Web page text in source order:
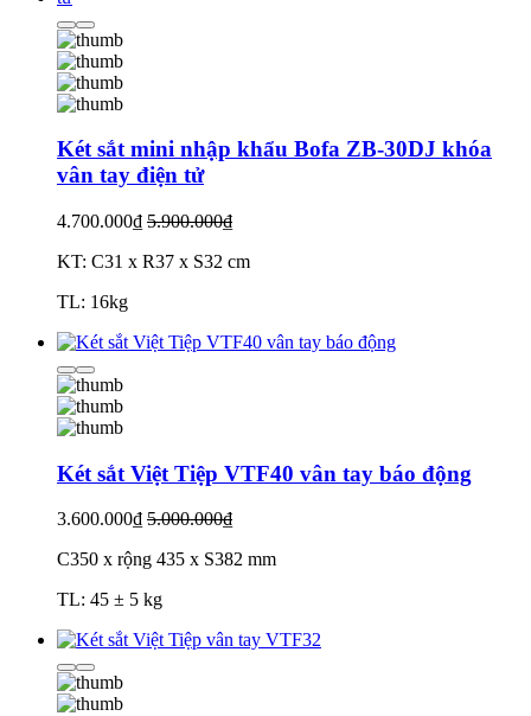
Két sắt mini nhập khẩu Bofa ZB-30DJ khóa
vân tay điện tử
4.700.000₫ 5.900.000₫
KT: C31 x R37 x S32 cm
TL: 16kg
Két sắt Việt Tiệp VTF40 vân tay báo động
3.600.000₫ 5.000.000₫
C350 x rộng 435 x S382 mm
TL: 45 ± 5 kg